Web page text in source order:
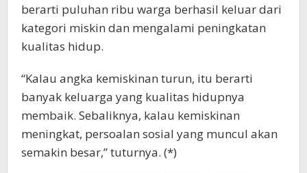
berarti puluhan ribu warga berhasil keluar dari
kategori miskin dan mengalami peningkatan
kualitas hidup.
“Kalau angka kemiskinan turun, itu berarti
banyak keluarga yang kualitas hidupnya
membaik. Sebaliknya, kalau kemiskinan
meningkat, persoalan sosial yang muncul akan
semakin besar,” tuturnya. (*)